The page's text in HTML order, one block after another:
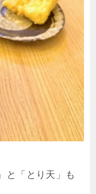
と「とり天」も